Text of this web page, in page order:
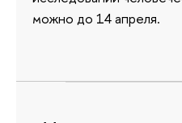
можно до 14 апреля.